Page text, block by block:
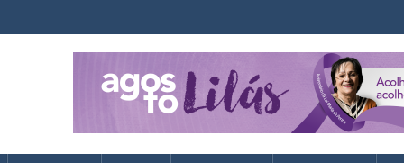
Informação, política, saúde, economia, esportes e cotidiano.